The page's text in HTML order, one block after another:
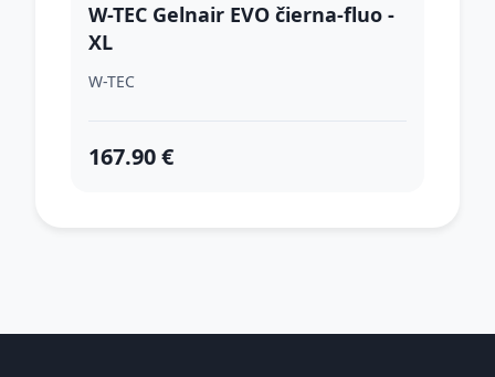
W-TEC Gelnair EVO čierna-fluo -
XL
W-TEC
167.90 €